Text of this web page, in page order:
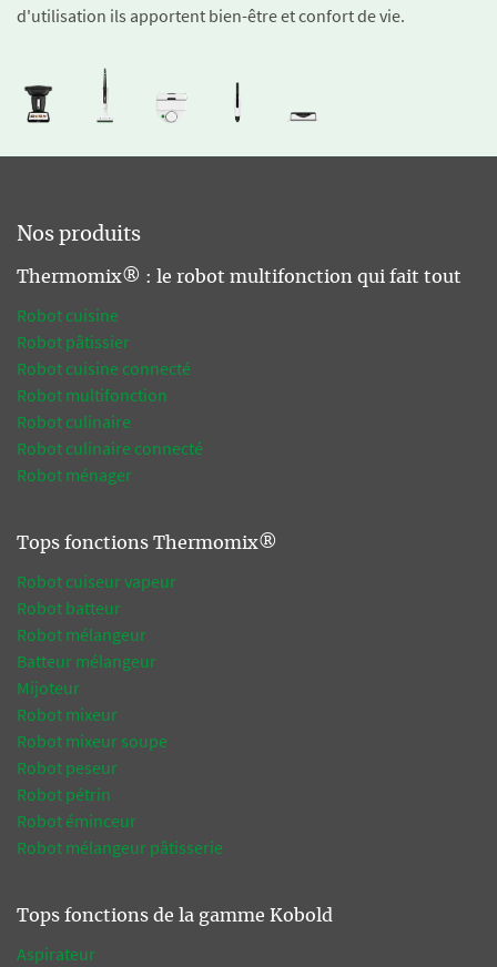
d'utilisation ils apportent bien-être et confort de vie.
Nos produits
Thermomix® : le robot multifonction qui fait tout
Robot cuisine
Robot pâtissier
Robot cuisine connecté
Robot multifonction
Robot culinaire
Robot culinaire connecté
Robot ménager
Tops fonctions Thermomix®
Robot cuiseur vapeur
Robot batteur
Robot mélangeur
Batteur mélangeur
Mijoteur
Robot mixeur
Robot mixeur soupe
Robot peseur
Robot pétrin
Robot éminceur
Robot mélangeur pâtisserie
Tops fonctions de la gamme Kobold
Aspirateur